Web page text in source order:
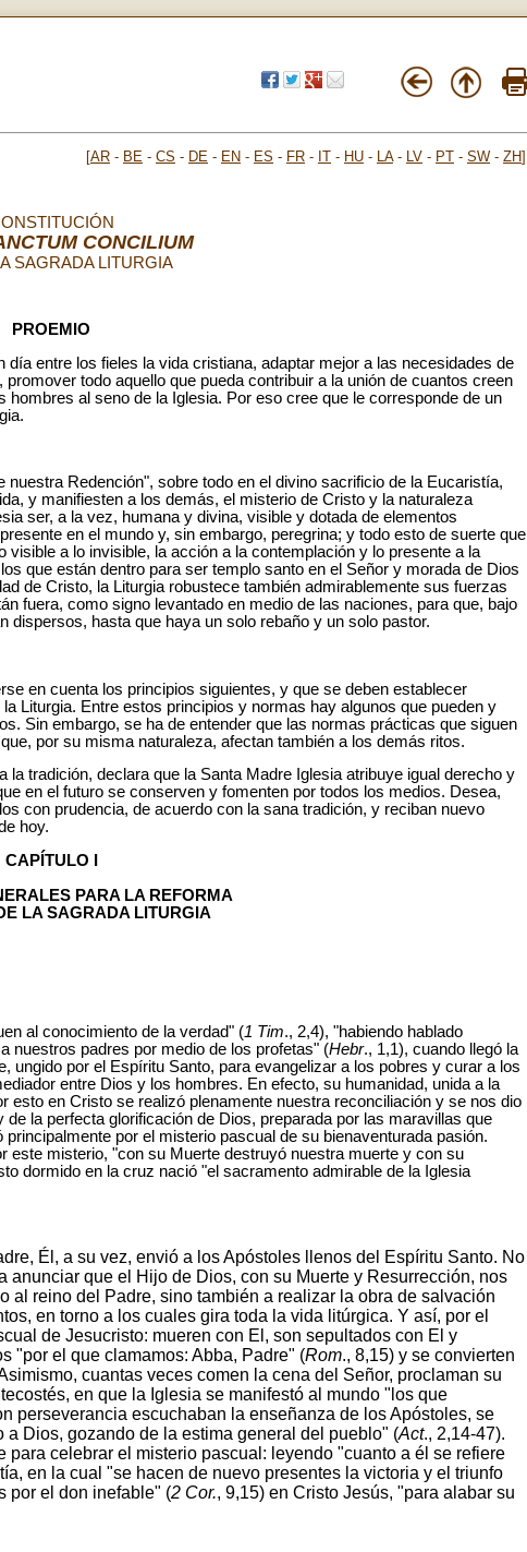
[AR - BE - CS - DE - EN - ES - FR - IT - HU - LA- LV - PT - SW - ZH]
CONCILIUM
SAGRADA LITURGIA
PROEMIO
entre los fieles la vida cristiana, adaptar mejor a las necesidades de
todo aquello que pueda contribuir a la unión de cuantos creen
al seno de la Iglesia. Por eso cree que le corresponde de un
Redención", sobre todo en el divino sacrificio de la Eucaristía,
y manifiesten a los demás, el misterio de Cristo y la naturaleza
ser, a la vez, humana y divina, visible y dotada de elementos
en el mundo y, sin embargo, peregrina; y todo esto de suerte que
a lo invisible, la acción a la contemplación y lo presente a la
que están dentro para ser templo santo en el Señor y morada de Dios
de Cristo, la Liturgia robustece también admirablemente sus fuerzas
fuera, como signo levantado en medio de las naciones, para que, bajo
dispersos, hasta que haya un solo rebaño y un solo pastor.
en cuenta los principios siguientes, y que se deben establecer
Liturgia. Entre estos principios y normas hay algunos que pueden y
Sin embargo, se ha de entender que las normas prácticas que siguen
por su misma naturaleza, afectan también a los demás ritos.
tradición, declara que la Santa Madre Iglesia atribuye igual derecho y
en el futuro se conserven y fomenten por todos los medios. Desea,
con prudencia, de acuerdo con la sana tradición, y reciban nuevo
hoy.
CAPÍTULO I
PARA LA REFORMA
LA SAGRADA LITURGIA
al conocimiento de la verdad" (1 Tim., 2,4), "habiendo hablado
nuestros padres por medio de los profetas" (Hebr., 1,1), cuando llegó la
ungido por el Espíritu Santo, para evangelizar a los pobres y curar a los
entre Dios y los hombres. En efecto, su humanidad, unida a la
esto en Cristo se realizó plenamente nuestra reconciliación y se nos dio
la perfecta glorificación de Dios, preparada por las maravillas que
por el misterio pascual de su bienaventurada pasión.
este misterio, "con su Muerte destruyó nuestra muerte y con su
dormido en la cruz nació "el sacramento admirable de la Iglesia
Él, a su vez, envió a los Apóstoles llenos del Espíritu Santo. No
que el Hijo de Dios, con su Muerte y Resurrección, nos
al reino del Padre, sino también a realizar la obra de salvación
en torno a los cuales gira toda la vida litúrgica. Y así, por el
de Jesucristo: mueren con El, son sepultados con El y
"por el que clamamos: Abba, Padre" (Rom., 8,15) y se convierten
cuantas veces comen la cena del Señor, proclaman su
en que la Iglesia se manifestó al mundo "los que
perseverancia escuchaban la enseñanza de los Apóstoles, se
Dios, gozando de la estima general del pueblo" (Act., 2,14-47).
celebrar el misterio pascual: leyendo "cuanto a él se refiere
en la cual "se hacen de nuevo presentes la victoria y el triunfo
por el don inefable" (2 Cor., 9,15) en Cristo Jesús, "para alabar su